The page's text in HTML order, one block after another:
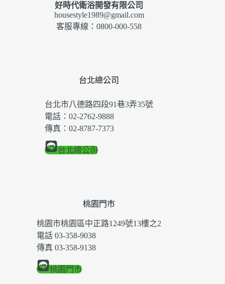
好時代衛浴開發有限公司
housestyle1989@gmail.com
客服專線：0800-000-558
台北總公司
台北市八德路四段91巷3弄35號
電話：02-2762-9888
傳真：02-8787-7373
台北總公司
桃園門市
桃園市桃園區中正路1249號13樓之2
電話 03-358-9038
傳真 03-358-9138
桃園門市